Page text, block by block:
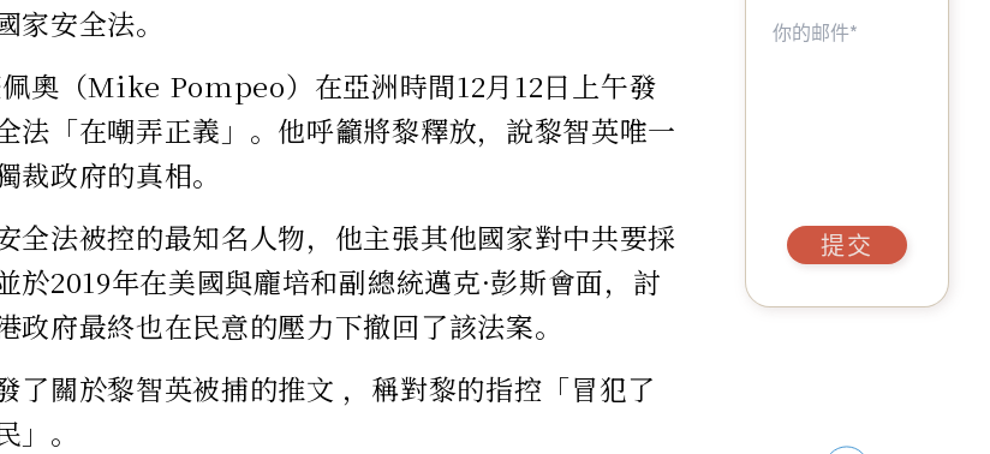
家安全法。
佩奧（Mike Pompeo）在亞洲時間12月12日上午發
法「在嘲弄正義」。他呼籲將黎釋放，說黎智英唯一
裁政府的真相。
全法被控的最知名人物，他主張其他國家對中共要採
於2019年在美國與龐培和副總統邁克·彭斯會面，討
政府最終也在民意的壓力下撤回了該法案。
了關於黎智英被捕的推文 ，稱對黎的指控「冒犯了
。
提交